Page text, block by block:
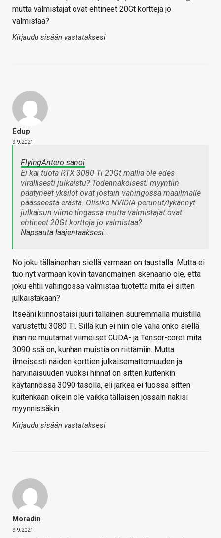
mutta valmistajat ovat ehtineet 20Gt kortteja jo
valmistaa?
Kirjaudu sisään vastataksesi
Edup
9.9.2021
FlyingAntero sanoi
Ei kai tuota RTX 3080 Ti 20Gt mallia ole edes
virallisesti julkaistu? Todennäköisesti myyntiin
päätyneet yksilöt ovat jostain vahingossa maailmalle
päässeestä erästä. Olisiko NVIDIA perunut/lykännyt
julkaisun viime tingassa mutta valmistajat ovat
ehtineet 20Gt kortteja jo valmistaa?
Napsauta laajentaaksesi…
No joku tällainenhan siellä varmaan on taustalla. Mutta ei
tuo nyt varmaan kovin tavanomainen skenaario ole, että
joku ehtii vahingossa valmistaa tuotetta mitä ei sitten
julkaistakaan?
Itseäni kiinnostaisi juuri tällainen suuremmalla muistilla
varustettu 3080 Ti. Sillä kun ei niin ole väliä onko siellä
ihan ne muutamat viimeiset CUDA- ja Tensor-coret mitä
3090:ssä on, kunhan muistia on riittämiin. Mutta
ilmeisesti näiden korttien julkaisemattomuuden ja
harvinaisuuden vuoksi hinnat on sitten kuitenkin
käytännössä 3090 tasolla, eli järkeä ei tuossa sitten
kuitenkaan oikein ole vaikka tällaisen jossain näkisi
myynnissäkin.
Kirjaudu sisään vastataksesi
Moradin
9.9.2021